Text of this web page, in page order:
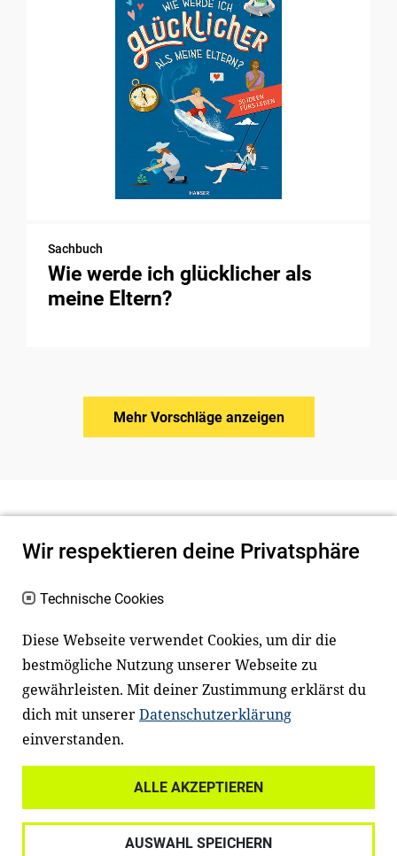
Sachbuch
Wie werde ich glücklicher als
meine Eltern?
Mehr Vorschläge anzeigen
Newsletter
Facebook LinkedIn
Datenschutz
Wir respektieren deine Privatsphäre
Technische Cookies
Diese Webseite verwendet Cookies, um dir die
bestmögliche Nutzung unserer Webseite zu
gewährleisten. Mit deiner Zustimmung erklärst du
dich mit unsererDatenschutzerklärung
einverstanden.
ALLE AKZEPTIEREN
AUSWAHL SPEICHERN